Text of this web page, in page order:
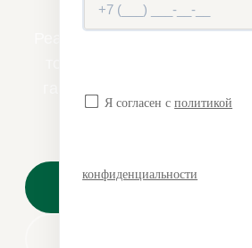
Я согласен сполитикой
конфиденциальности
договоре.